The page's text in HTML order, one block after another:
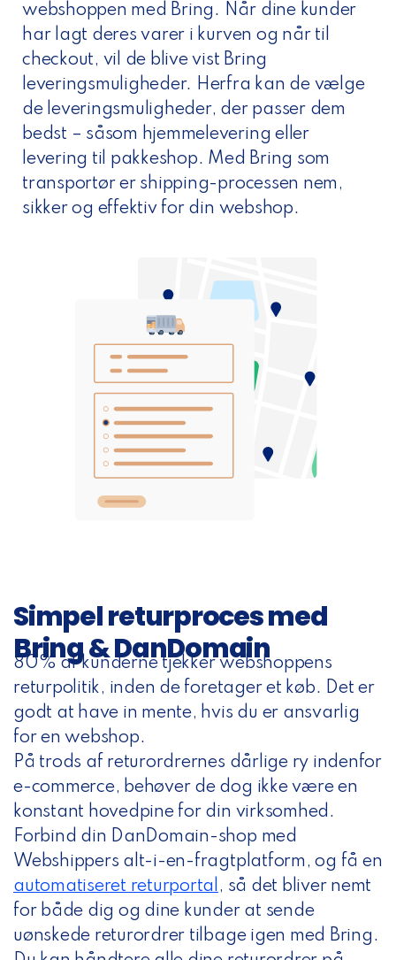
webshoppen med Bring. Når dine kunder
har lagt deres varer i kurven og når til
checkout, vil de blive vist Bring
leveringsmuligheder. Herfra kan de vælge
de leveringsmuligheder, der passer dem
bedst – såsom hjemmelevering eller
levering til pakkeshop. Med Bring som
transportør er shipping-processen nem,
sikker og effektiv for din webshop.
Simpel returproces med
Bring & DanDomain
80% af kunderne tjekker webshoppens
returpolitik, inden de foretager et køb. Det er
godt at have in mente, hvis du er ansvarlig
for en webshop.
På trods af returordrernes dårlige ry indenfor
e-commerce, behøver de dog ikke være en
konstant hovedpine for din virksomhed.
Forbind din DanDomain-shop med
Webshippers alt-i-en-fragtplatform, og få en
automatiseret returportal, så det bliver nemt
for både dig og dine kunder at sende
uønskede returordrer tilbage igen med Bring.